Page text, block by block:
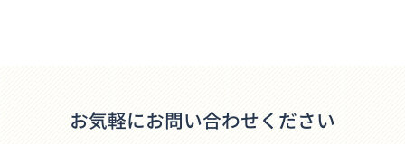
お気軽にお問い合わせください